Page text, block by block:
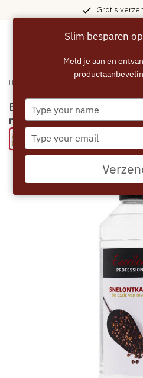
Gratis
Home
ECCELLENTE
melkzuur 1000ml
Probeer eens een
Slim besparen
Meld je aan en
Type
your
name
Type
your
email